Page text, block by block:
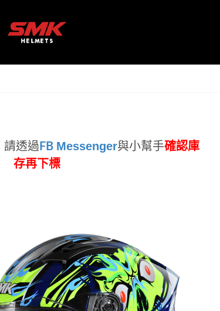
請透過 FB Messenger與小幫手確認庫
存再下標